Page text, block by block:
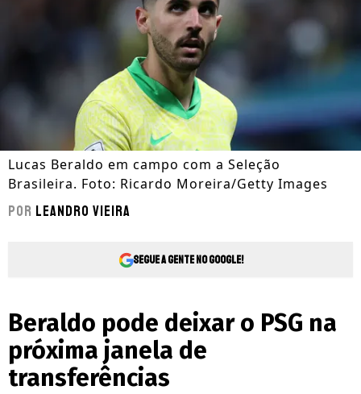
Lucas Beraldo em campo com a Seleção
Brasileira. Foto: Ricardo Moreira/Getty Images
Por Leandro Vieira
Segue a gente no Google!
Beraldo pode deixar o PSG na
próxima janela de
transferências